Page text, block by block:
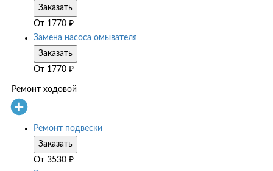
Заказать
От 1770 ₽
Замена насоса омывателя
Заказать
От 1770 ₽
Ремонт ходовой
Ремонт подвески
Заказать
От 3530 ₽